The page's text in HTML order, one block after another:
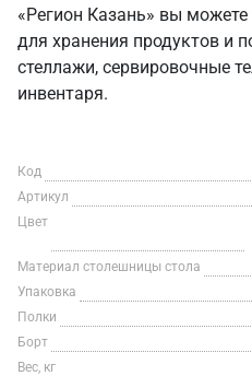
«Регион Казань» вы
для хранения продуктов и
стеллажи, сервировочные
инвентаря.
Код
Артикул
Цвет
Материал столешницы стола
Упаковка
Полки
Борт
Вес, кг